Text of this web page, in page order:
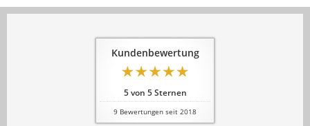
Kundenbewertung
5von 5Sternen
9 Bewertungen seit 2018